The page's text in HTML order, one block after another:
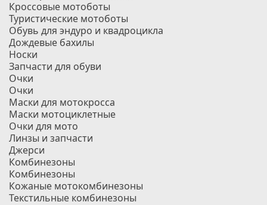
Кроссовые мотоботы
Туристические мотоботы
Обувь для эндуро и квадроцикла
Дождевые бахилы
Носки
Запчасти для обуви
Очки
Очки
Маски для мотокросса
Маски мотоциклетные
Очки для мото
Линзы и запчасти
Джерси
Комбинезоны
Комбинезоны
Кожаные мотокомбинезоны
Текстильные комбинезоны